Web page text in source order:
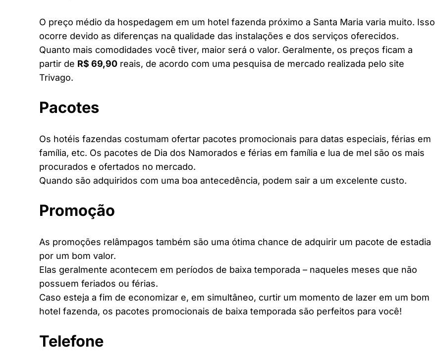
O preço médio da hospedagem em um hotel fazenda próximo a Santa Maria varia muito. Isso
ocorre devido as diferenças na qualidade das instalações e dos serviços oferecidos.
Quanto mais comodidades você tiver, maior será o valor. Geralmente, os preços ficam a
partir de R$ 69,90 reais, de acordo com uma pesquisa de mercado realizada pelo site
Trivago.
Pacotes
Os hotéis fazendas costumam ofertar pacotes promocionais para datas especiais, férias em
família, etc. Os pacotes de Dia dos Namorados e férias em família e lua de mel são os mais
procurados e ofertados no mercado.
Quando são adquiridos com uma boa antecedência, podem sair a um excelente custo.
Promoção
As promoções relâmpagos também são uma ótima chance de adquirir um pacote de estadia
por um bom valor.
Elas geralmente acontecem em períodos de baixa temporada – naqueles meses que não
possuem feriados ou férias.
Caso esteja a fim de economizar e, em simultâneo, curtir um momento de lazer em um bom
hotel fazenda, os pacotes promocionais de baixa temporada são perfeitos para você!
Telefone